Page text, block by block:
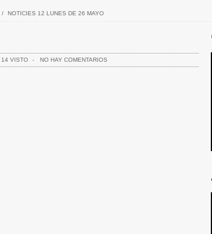
/ NOTICIES 12 LUNES DE 26 MAYO
14 VISTO - NO HAY COMENTARIOS